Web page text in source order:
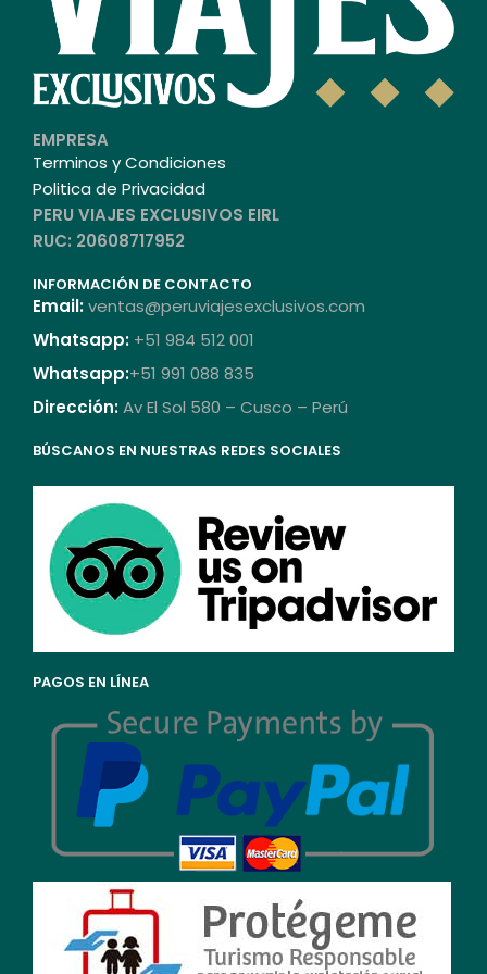
EMPRESA
Terminos y Condiciones
Politica de Privacidad
PERU VIAJES EXCLUSIVOS EIRL
RUC: 20608717952
INFORMACIÓN DE CONTACTO
Email:ventas@peruviajesexclusivos.com
Whatsapp: +51 984 512 001
Whatsapp:+51 991 088 835
Dirección:Av El Sol 580 – Cusco – Perú
BÚSCANOS EN NUESTRAS REDES SOCIALES
PAGOS EN LÍNEA